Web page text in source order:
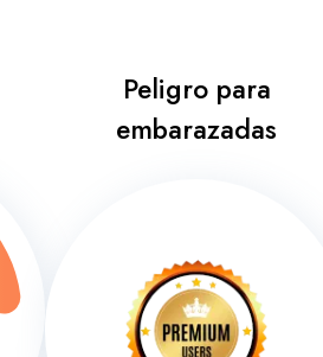
Peligro para
embarazadas